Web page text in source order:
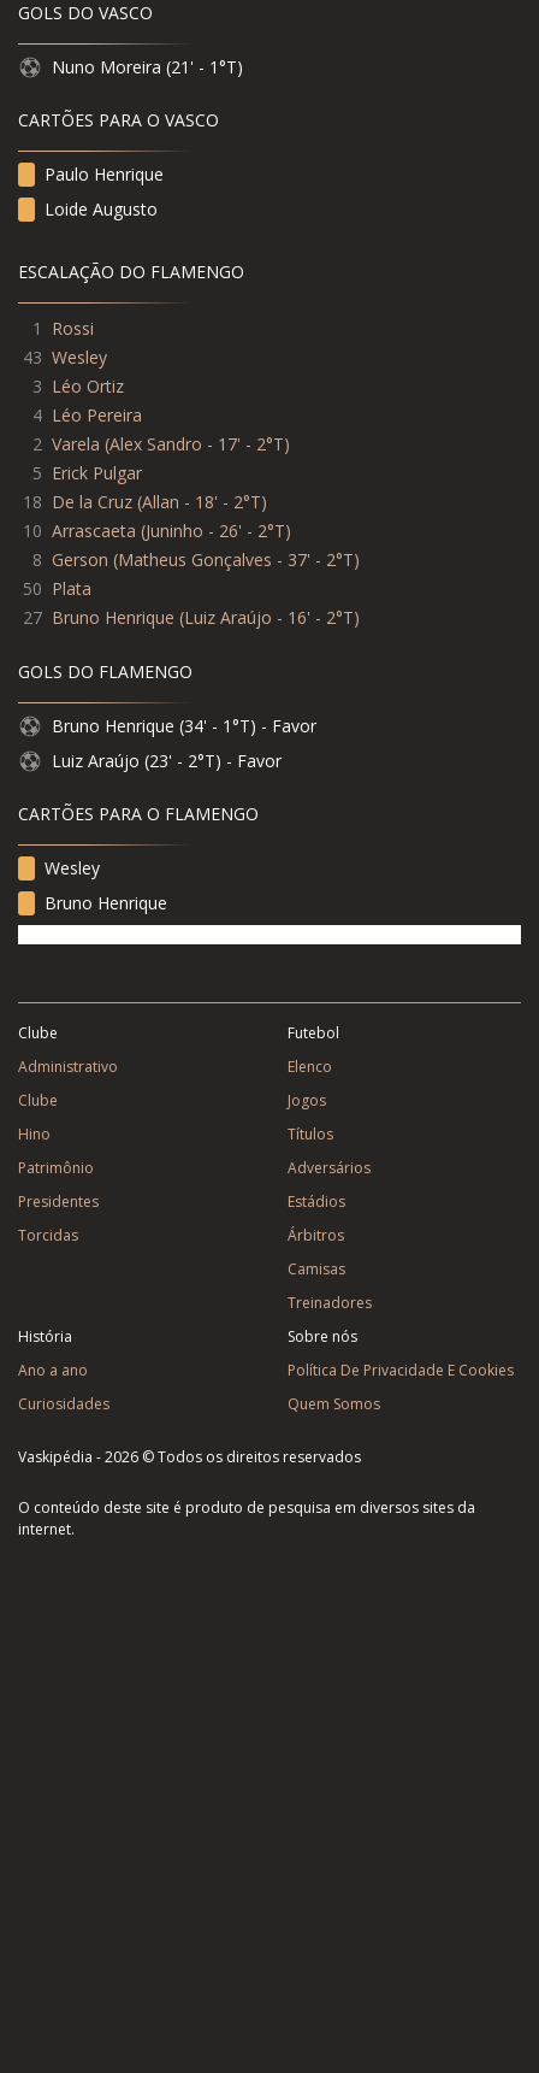
GOLS DO VASCO
Nuno Moreira (21' - 1°T)
CARTÕES PARA O VASCO
Paulo Henrique
Loide Augusto
ESCALAÇÃO DO FLAMENGO
1
Rossi
43 Wesley
3 Léo Ortiz
4 Léo Pereira
2 Varela (Alex Sandro - 17' - 2°T)
5 Erick Pulgar
18 De la Cruz (Allan - 18' - 2°T)
10 Arrascaeta (Juninho - 26' - 2°T)
8 Gerson (Matheus Gonçalves - 37' - 2°T)
50 Plata
27 Bruno Henrique (Luiz Araújo - 16' - 2°T)
GOLS DO FLAMENGO
Bruno Henrique (34' - 1°T) - Favor
Luiz Araújo (23' - 2°T) - Favor
CARTÕES PARA O FLAMENGO
Wesley
Bruno Henrique
Clube
Administrativo
Clube
Hino
Patrimônio
Presidentes
Torcidas
Futebol
Elenco
Jogos
Títulos
Adversários
Estádios
Árbitros
Camisas
Treinadores
História
Ano a ano
Curiosidades
Sobre nós
Política De Privacidade E Cookies
Quem Somos
Vaskipédia - 2026 © Todos os direitos reservados
O conteúdo deste site é produto de pesquisa em diversos sites da
internet.